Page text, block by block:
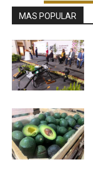
MAS POPULAR